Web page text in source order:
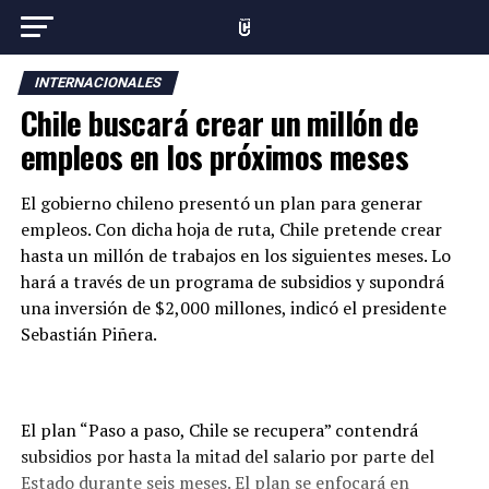
INTERNACIONALES
Chile buscará crear un millón de
empleos en los próximos meses
El gobierno chileno presentó un plan para generar
empleos. Con dicha hoja de ruta, Chile pretende crear
hasta un millón de trabajos en los siguientes meses. Lo
hará a través de un programa de subsidios y supondrá
una inversión de $2,000 millones, indicó el presidente
Sebastián Piñera.
El plan “Paso a paso, Chile se recupera” contendrá
subsidios por hasta la mitad del salario por parte del
Estado durante seis meses. El plan se enfocará en